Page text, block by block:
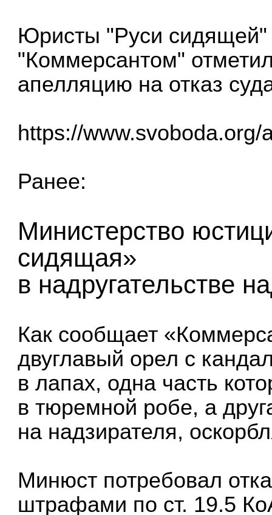
Юристы "Руси сидящей"
"Коммерсантом"
апелляцию на отказ
https://www.svoboda.org/
Ранее:
Министерство
сидящая»
в надругательстве
Как сообщает
двуглавый орел с
в лапах, одна часть
в тюремной робе, а
на надзирателя,
Минюст потребовал
штрафами по ст. 19.5